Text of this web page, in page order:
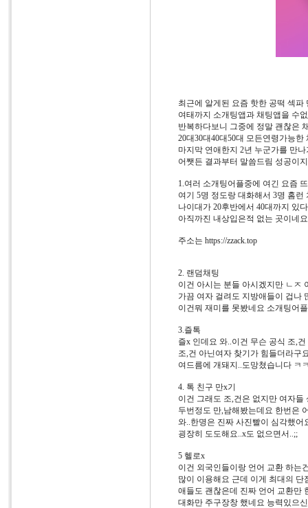
최근에 알게된 요즘 핫한 공떡 섹
여태까지 소개팅앱과 채팅앱을 수
반복하다보니 그중에 정말 괜찮은
20대30대40대50대 모든연령가능한
마지막 연애한지 2년 누군가를 만
어쨋든 결과부터 말씀드림 성공이
1.여러 소개팅어플중에 여긴 요즘
여기 5명 정도랑 대화해서 3명 홈
나이대가 20후반에서 40대까지 있
아직까진 내상입은적 없는 곳이네
주소는 https://zzack.top
2. 랜덤채팅
이건 아시는 분들 아시겠지만 ㄴㅈ
가끔 여자 걸려도 지방애들이 겁나
이건뭐 재미를 못봤네요 소개팅어
3.즐톡
즐x 인데요 와..이건 무슨 공식 조,
조,건 아닌여자 찾기가 힘들더라구
여드름에 개돼지..도망쳤습니다 ㅋ
4. 톡 친구 만x기
이건 그래도 조,건은 없지만 여자
두번정도 만,남해봤는데요 한번은
와..한명은 진짜 사진빨이 심각했어
굉장히 도도해요..x도 없으면서..;;
5 헬로x
이건 외국인들이랑 언어 교환 하는
많이 이용해요 근데 이게 최대의 단
애들도 괜찮은데 진짜 언어 교환만
대화만 주구장창 했네요 능력있으